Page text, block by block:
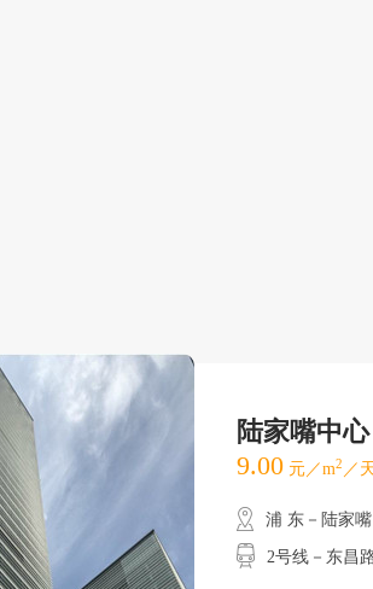
陆家嘴中心
9.00 元／m2 ／
浦 东－陆家嘴
2号线－东昌